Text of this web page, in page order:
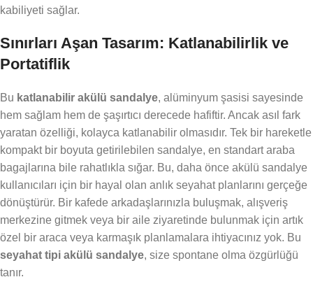
kabiliyeti sağlar.
Sınırları Aşan Tasarım: Katlanabilirlik ve
Portatiflik
Bu katlanabilir akülü sandalye, alüminyum şasisi sayesinde
hem sağlam hem de şaşırtıcı derecede hafiftir. Ancak asıl fark
yaratan özelliği, kolayca katlanabilir olmasıdır. Tek bir hareketle
kompakt bir boyuta getirilebilen sandalye, en standart araba
bagajlarına bile rahatlıkla sığar. Bu, daha önce akülü sandalye
kullanıcıları için bir hayal olan anlık seyahat planlarını gerçeğe
dönüştürür. Bir kafede arkadaşlarınızla buluşmak, alışveriş
merkezine gitmek veya bir aile ziyaretinde bulunmak için artık
özel bir araca veya karmaşık planlamalara ihtiyacınız yok. Bu
seyahat tipi akülü sandalye, size spontane olma özgürlüğü
tanır.